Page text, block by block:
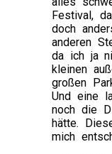
Festival,
doch
anderen
da ich ja
kleinen
großen
Und eine
noch die
hätte.
mich